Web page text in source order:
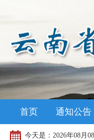
首页 通知公告
今天是： 2026年08月